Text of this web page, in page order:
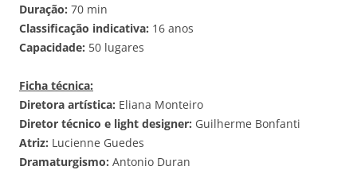
Duração: 70 min
Classificação indicativa: 16 anos
Capacidade: 50 lugares
Ficha técnica:
Diretora artística: Eliana Monteiro
Diretor técnico e light designer: Guilherme Bonfanti
Atriz: Lucienne Guedes
Dramaturgismo: Antonio Duran